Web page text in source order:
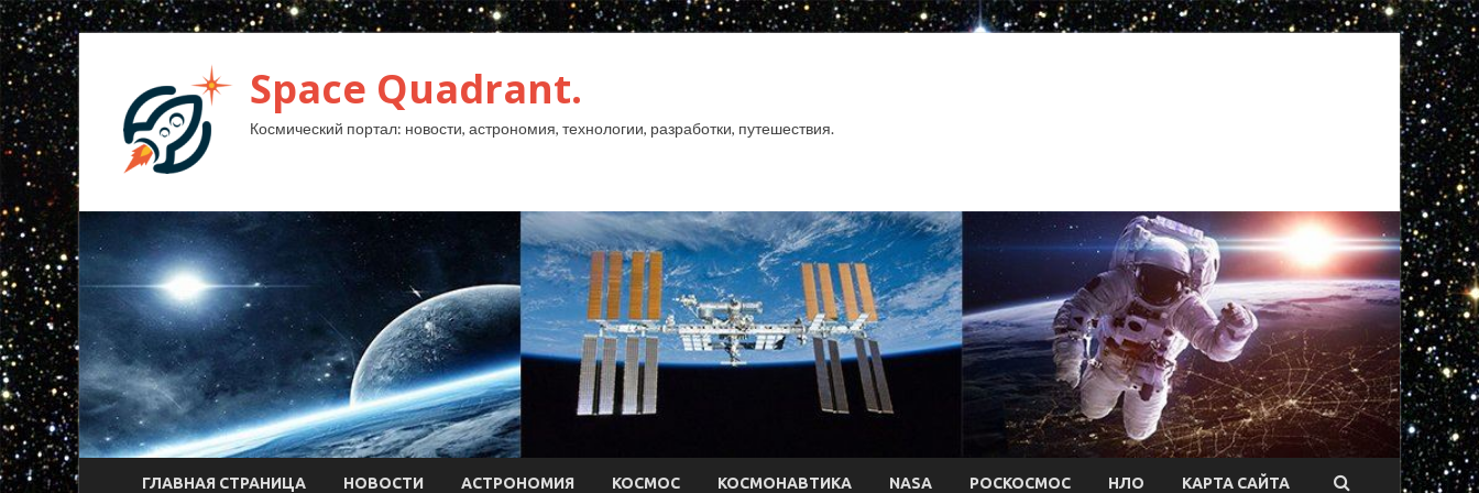
Space Quadrant.
Космический портал: новости, астрономия, технологии, разработки, путешествия.
ГЛАВНАЯ СТРАНИЦА НОВОСТИ АСТРОНОМИЯ КОСМОС КОСМОНАВТИКА NASA РОСКОСМОС НЛО КАРТА САЙТА